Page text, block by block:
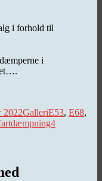
i forhold til
i
2022GalleriE53, E68,
4